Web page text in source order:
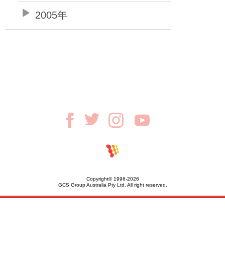
2005年
Copyright© 1996-2026
GCS Group Australia Pty Ltd. All right reserved.